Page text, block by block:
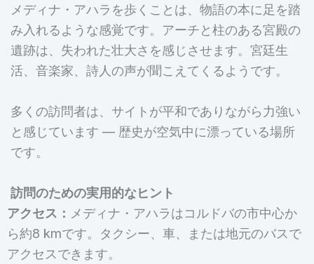
メディナ・アハラを歩くことは、物語の本に足を踏
み入れるような感覚です。アーチと柱のある宮殿の
遺跡は、失われた壮大さを感じさせます。宮廷生
活、音楽家、詩人の声が聞こえてくるようです。
多くの訪問者は、サイトが平和でありながら力強い
と感じています — 歴史が空気中に漂っている場所
です。
訪問のための実用的なヒント
アクセス： メディナ・アハラはコルドバの市中心か
ら約8 kmです。タクシー、車、または地元のバスで
アクセスできます。